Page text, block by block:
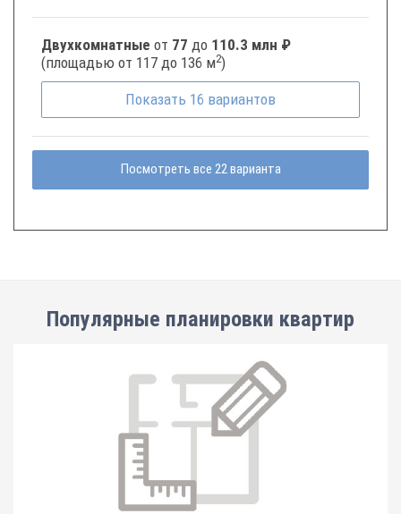
Двухкомнатные от 77 до 110.3 млн ₽
(площадью от 117 до 136 м2)
Показать 16 вариантов
Посмотреть все 22 варианта
Популярные планировки квартир